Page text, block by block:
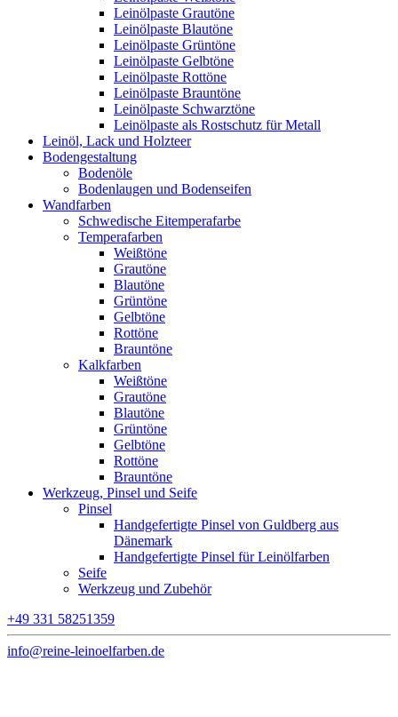
Leinölpaste Grautöne
Leinölpaste Blautöne
Leinölpaste Grüntöne
Leinölpaste Gelbtöne
Leinölpaste Rottöne
Leinölpaste Brauntöne
Leinölpaste Schwarztöne
Leinölpaste als Rostschutz für Metall
Leinöl, Lack und Holzteer
Bodengestaltung
Bodenöle
Bodenlaugen und Bodenseifen
Wandfarben
Schwedische Eitemperafarbe
Temperafarben
Weißtöne
Grautöne
Blautöne
Grüntöne
Gelbtöne
Rottöne
Brauntöne
Kalkfarben
Weißtöne
Grautöne
Blautöne
Grüntöne
Gelbtöne
Rottöne
Brauntöne
Werkzeug, Pinsel und Seife
Pinsel
Handgefertigte Pinsel von Guldberg aus
Dänemark
Handgefertigte Pinsel für Leinölfarben
Seife
Werkzeug und Zubehör
+49 331 58251359
info@reine-leinoelfarben.de